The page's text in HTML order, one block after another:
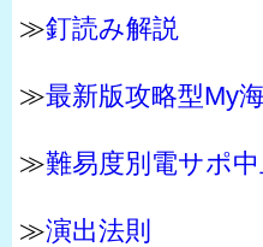
≫釘読み解説
≫最新版攻略型My
≫難易度別電サポ
≫演出法則